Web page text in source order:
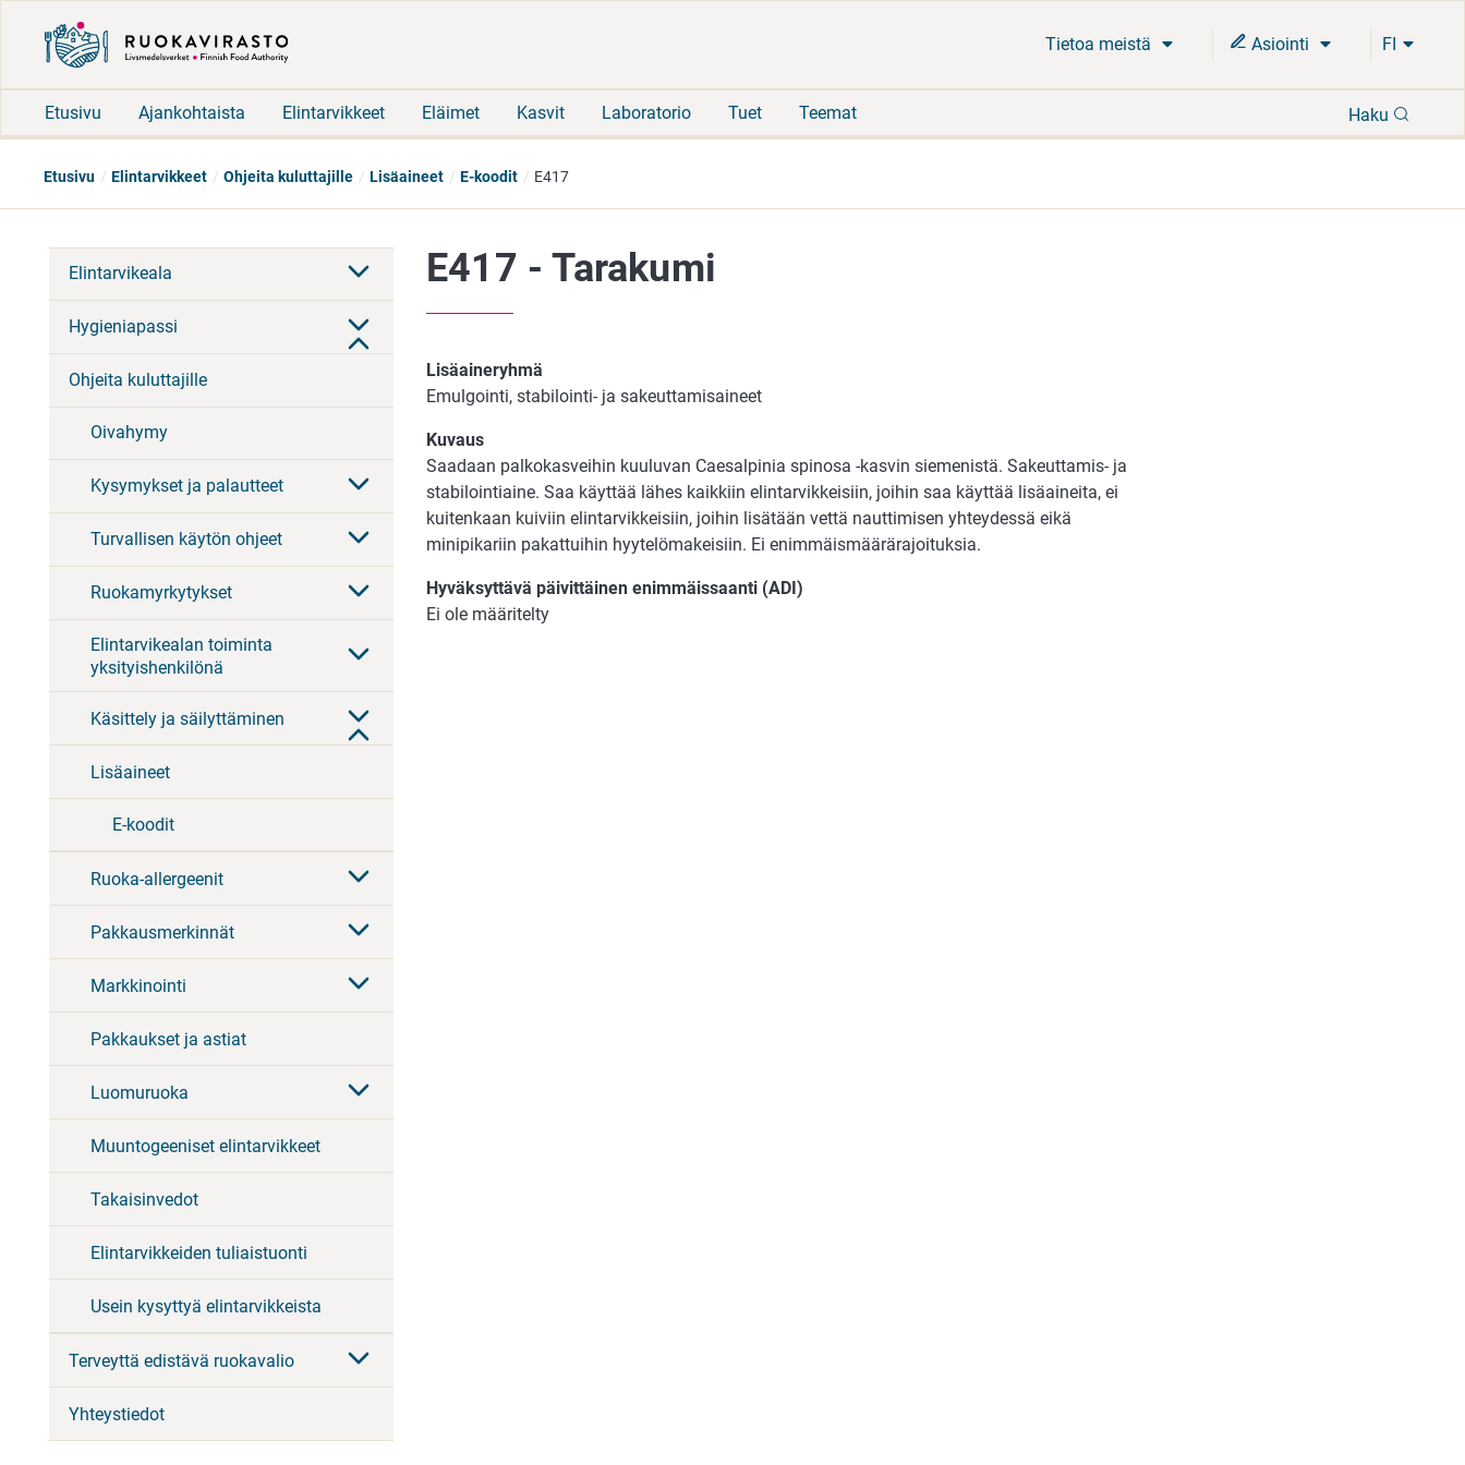
Tietoa meistä Asiointi FI
Etusivu Ajankohtaista Elintarvikkeet Eläimet Kasvit Laboratorio Tuet Teemat Haku
Etusivu Elintarvikkeet Ohjeita kuluttajille Lisäaineet E-koodit E417
Elintarvikeala
Hygieniapassi
Ohjeita kuluttajille
Oivahymy
Kysymykset ja palautteet
Turvallisen käytön ohjeet
Ruokamyrkytykset
Elintarvikealan toiminta
yksityishenkilönä
Käsittely ja säilyttäminen
Lisäaineet
E-koodit
Ruoka-allergeenit
Pakkausmerkinnät
Markkinointi
Pakkaukset ja astiat
Luomuruoka
Muuntogeeniset elintarvikkeet
Takaisinvedot
Elintarvikkeiden tuliaistuonti
Usein kysyttyä elintarvikkeista
Terveyttä edistävä ruokavalio
Yhteystiedot
E417 - Tarakumi
Lisäaineryhmä
Emulgointi, stabilointi- ja sakeuttamisaineet
Kuvaus
Saadaan palkokasveihin kuuluvan Caesalpinia spinosa -kasvin siemenistä. Sakeuttamis- ja
stabilointiaine. Saa käyttää lähes kaikkiin elintarvikkeisiin, joihin saa käyttää lisäaineita, ei
kuitenkaan kuiviin elintarvikkeisiin, joihin lisätään vettä nauttimisen yhteydessä eikä
minipikariin pakattuihin hyytelömakeisiin. Ei enimmäismäärärajoituksia.
Hyväksyttävä päivittäinen enimmäissaanti (ADI)
Ei ole määritelty